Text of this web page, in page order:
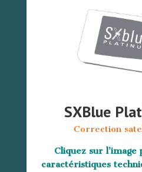
SXBlue
Correction
Cliquez sur
caractéristiques